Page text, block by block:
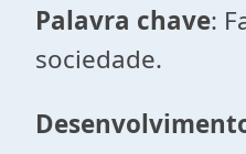
Palavra chave:
sociedade.